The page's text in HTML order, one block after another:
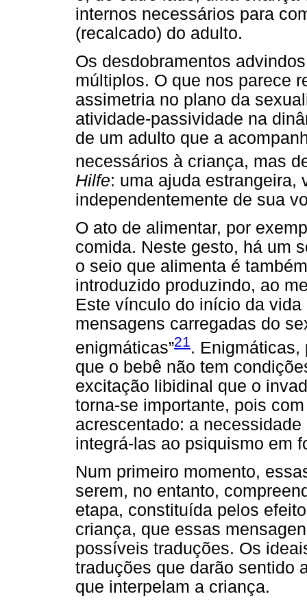
internos necessários para
(recalcado) do adulto.
Os desdobramentos
múltiplos. O que nos parece
assimetria no plano da
atividade-passividade na
de um adulto que a
necessários à criança, mas
Hilfe: uma ajuda estrangeira,
independentemente de sua
O ato de alimentar, por
comida. Neste gesto, há um
o seio que alimenta é
introduzido produzindo, ao
Este vínculo do início da
mensagens carregadas do
enigmáticas”21. Enigmáticas,
que o bebê não tem
excitação libidinal que o
torna-se importante, pois
acrescentado: a
integrá-las ao psiquismo em
Num primeiro momento,
serem, no entanto,
etapa, constituída pelos
criança, que essas
possíveis traduções. Os
traduções que darão sentido
que interpelam a criança.